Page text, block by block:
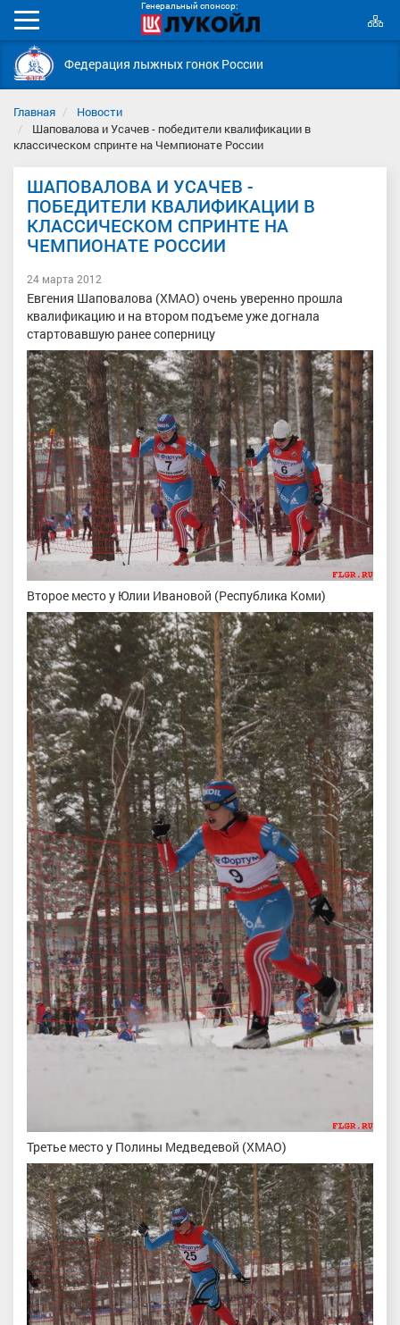
Генеральный спонсор:
Мобильное
меню
Федерация лыжных гонок России
Главная
Новости
Шаповалова и Усачев - победители квалификации в
классическом спринте на Чемпионате России
ШАПОВАЛОВА И УСАЧЕВ -
ПОБЕДИТЕЛИ КВАЛИФИКАЦИИ В
КЛАССИЧЕСКОМ СПРИНТЕ НА
ЧЕМПИОНАТЕ РОССИИ
24 марта 2012
Евгения Шаповалова (ХМАО) очень уверенно прошла
квалификацию и на втором подъеме уже догнала
стартовавшую ранее соперницу
Второе место у Юлии Ивановой (Республика Коми)
Третье место у Полины Медведевой (ХМАО)